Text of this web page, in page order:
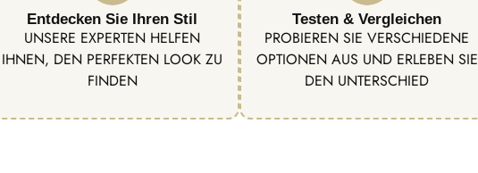
Entdecken Sie Ihren Stil
UNSERE EXPERTEN HELFEN
IHNEN, DEN PERFEKTEN LOOK ZU
FINDEN
Testen & Vergleichen
PROBIEREN SIE VERSCHIEDENE
OPTIONEN AUS UND ERLEBEN SIE
DEN UNTERSCHIED